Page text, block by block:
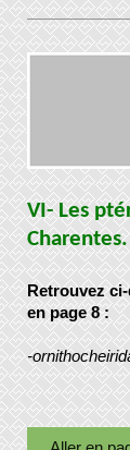
VI- Les
Charentes.
Retrouvez
en page 8 :
-